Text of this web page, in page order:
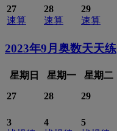
27
速算
28
速算
29
速算
2023年9月 奥数天天练
星期日 星期一 星期二
27
28 29
3
4
5